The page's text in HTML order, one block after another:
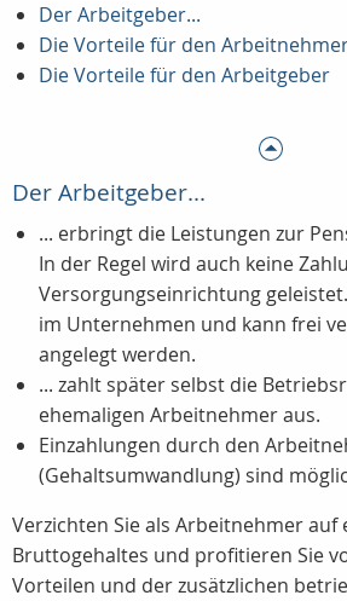
Der Arbeitgeber...
Die Vorteile für den
Die Vorteile für den Arbeitgeber
Der Arbeitgeber...
... erbringt die Leistungen zur
In der Regel wird auch keine
Versorgungseinrichtung
im Unternehmen und kann frei
angelegt werden.
... zahlt später selbst die
ehemaligen Arbeitnehmer aus.
Einzahlungen durch den
(Gehaltsumwandlung) sind
Verzichten Sie als Arbeitnehmer auf
Bruttogehaltes und profitieren Sie
Vorteilen und der zusätzlichen